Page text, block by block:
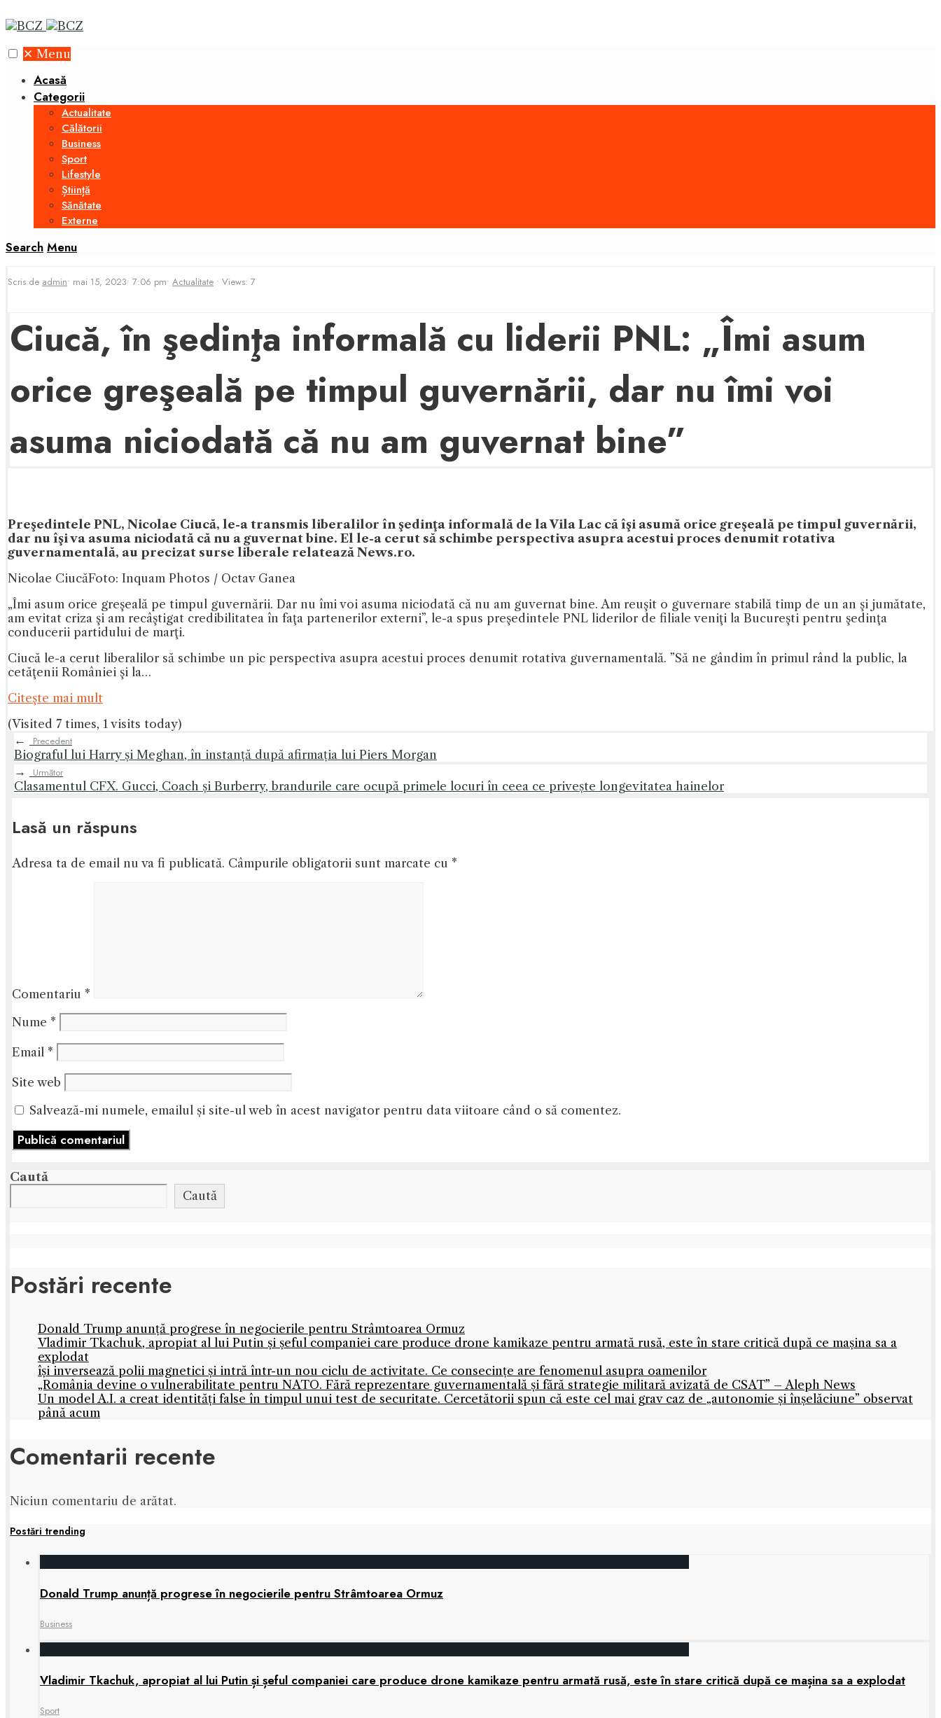
✕ Menu
Acasă
Categorii
Actualitate
Călătorii
Business
Sport
Lifestyle
Știință
Sănătate
Externe
Search Menu
Scris de admin• mai 15, 2023• 7:06 pm• Actualitate • Views: 7
Ciucă, în şedinţa informală cu liderii PNL: „Îmi asum
orice greşeală pe timpul guvernării, dar nu îmi voi
asuma niciodată că nu am guvernat bine”
Preşedintele PNL, Nicolae Ciucă, le-a transmis liberalilor în şedinţa informală de la Vila Lac că îşi asumă orice greşeală pe timpul guvernării,
dar nu îşi va asuma niciodată că nu a guvernat bine. El le-a cerut să schimbe perspectiva asupra acestui proces denumit rotativa
guvernamentală, au precizat surse liberale relatează News.ro.
Nicolae CiucăFoto: Inquam Photos / Octav Ganea
„Îmi asum orice greşeală pe timpul guvernării. Dar nu îmi voi asuma niciodată că nu am guvernat bine. Am reuşit o guvernare stabilă timp de un an şi jumătate,
am evitat criza şi am recâştigat credibilitatea în faţa partenerilor externi”, le-a spus preşedintele PNL liderilor de filiale veniţi la Bucureşti pentru şedinţa
conducerii partidului de marţi.
Ciucă le-a cerut liberalilor să schimbe un pic perspectiva asupra acestui proces denumit rotativa guvernamentală. ”Să ne gândim în primul rând la public, la
cetăţenii României şi la…
Citeşte mai mult
(Visited 7 times, 1 visits today)
←
Precedent
Biograful lui Harry și Meghan, în instanță după afirmația lui Piers Morgan
→
Următor
Clasamentul CFX. Gucci, Coach și Burberry, brandurile care ocupă primele locuri în ceea ce privește longevitatea hainelor
Lasă un răspuns
Adresa ta de email nu va fi publicată. Câmpurile obligatorii sunt marcate cu *
Comentariu *
Nume *
Email *
Site web
Salvează-mi numele, emailul și site-ul web în acest navigator pentru data viitoare când o să comentez.
Caută
Caută
Postări recente
Donald Trump anunță progrese în negocierile pentru Strâmtoarea Ormuz
Vladimir Tkachuk, apropiat al lui Putin și șeful companiei care produce drone kamikaze pentru armată rusă, este în stare critică după ce mașina sa a
explodat
își inversează polii magnetici și intră într-un nou ciclu de activitate. Ce consecințe are fenomenul asupra oamenilor
„România devine o vulnerabilitate pentru NATO. Fără reprezentare guvernamentală și fără strategie militară avizată de CSAT” – Aleph News
Un model A.I. a creat identități false în timpul unui test de securitate. Cercetătorii spun că este cel mai grav caz de „autonomie și înșelăciune” observat
până acum
Comentarii recente
Niciun comentariu de arătat.
Postări trending
Donald Trump anunță progrese în negocierile pentru Strâmtoarea Ormuz
Business
Vladimir Tkachuk, apropiat al lui Putin și șeful companiei care produce drone kamikaze pentru armată rusă, este în stare critică după ce mașina sa a explodat
Sport